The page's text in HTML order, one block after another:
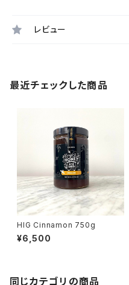
レビュー
最近チェックした商品
HIG Cinnamon 750g
¥6,500
同じカテゴリの商品